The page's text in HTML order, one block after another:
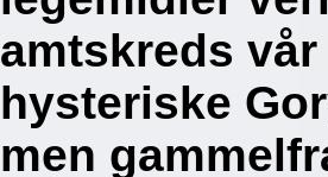
amtskreds
hysteriske
men